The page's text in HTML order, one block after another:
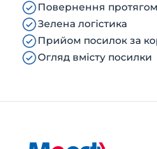
Повернення протягом
Зелена логістика
Прийом посилок за
Огляд вмісту посилки